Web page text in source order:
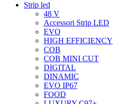
Strip led
48 V
Accessori Strip LED
EVO
HIGH EFFICIENCY
COB
COB MINI CUT
DIGITAL
DINAMIC
EVO IP67
FOOD